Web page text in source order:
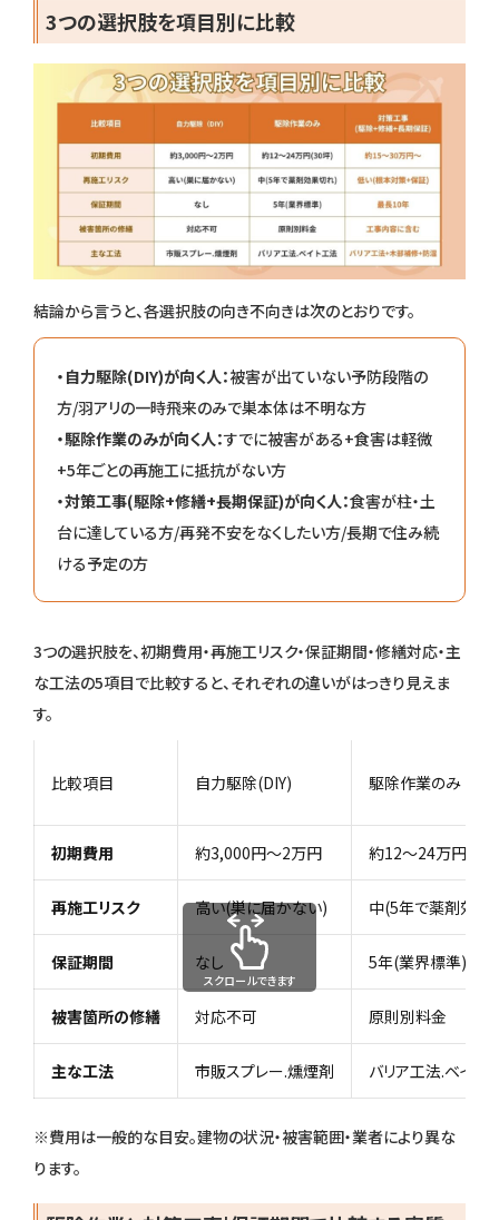
3つの選択肢を項目別に比較
結論から言うと、各選択肢の向き不向きは次のとおりです。
・自力駆除(DIY)が向く人：被害が出ていない予防段階の
方/羽アリの一時飛来のみで巣本体は不明な方
・駆除作業のみが向く人：すでに被害がある+食害は軽微
+5年ごとの再施工に抵抗がない方
・対策工事(駆除+修繕+長期保証)が向く人：食害が柱・土
台に達している方/再発不安をなくしたい方/長期で住み続
ける予定の方
3つの選択肢を、初期費用・再施工リスク・保証期間・修繕対応・主
な工法の5項目で比較すると、それぞれの違いがはっきり見えま
す。
比較項目 自力駆除(DIY) 駆除作業のみ
初期費用 約3,000円〜2万円 約12〜24万円(30
再施工リスク 高い(巣に届かない) 中(5年で薬剤効果
保証期間 なし 5年(業界標準)
被害箇所の修繕 対応不可 原則別料金
主な工法 市販スプレー.燻煙剤 バリア工法.ベイト
スクロールできます
※費用は一般的な目安。建物の状況・被害範囲・業者により異な
ります。